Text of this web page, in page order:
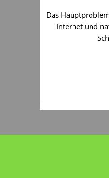
Das
Internet und